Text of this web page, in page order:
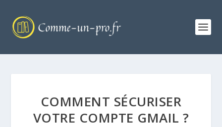
COMMENT SÉCURISER
VOTRE COMPTE GMAIL ?